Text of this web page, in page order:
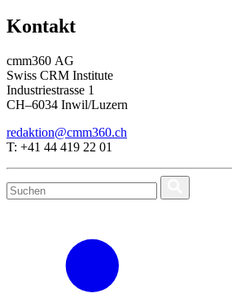
Kontakt
cmm360 AG
Swiss CRM Institute
Industriestrasse 1
CH–6034 Inwil/Luzern
redaktion@cmm360.ch
T: +41 44 419 22 01